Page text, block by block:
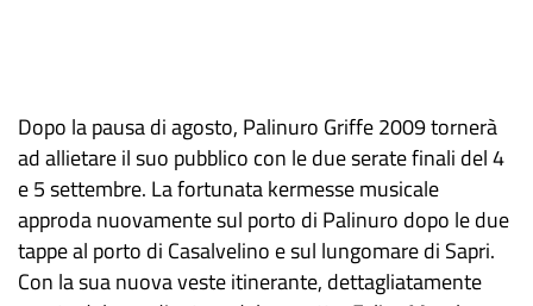
Dopo la pausa di agosto, Palinuro Griffe 2009 tornerà
ad allietare il suo pubblico con le due serate finali del 4
e 5 settembre. La fortunata kermesse musicale
approda nuovamente sul porto di Palinuro dopo le due
tappe al porto di Casalvelino e sul lungomare di Sapri.
Con la sua nuova veste itinerante, dettagliatamente